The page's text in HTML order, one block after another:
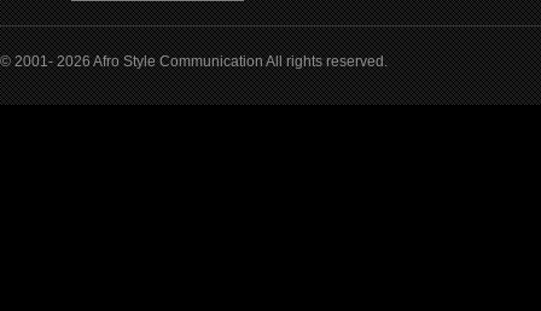
© 2001- 2026 Afro Style Communication All rights reserved.